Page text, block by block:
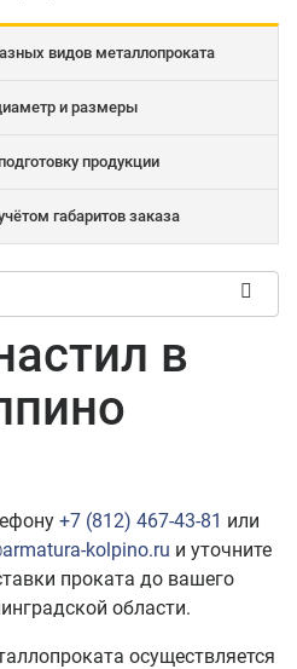
видов металлопроката
и размеры
продукции
габаритов заказа
в
+7 (812) 467-43-81 или
kolpino.ru и уточните
проката до вашего
области.
осуществляется